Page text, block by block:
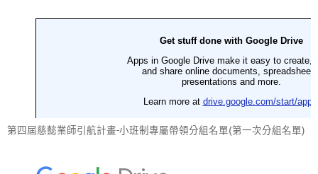
第四屆慈懿業師引航計畫-小班制專屬帶領分組名單(第一次分組名單)